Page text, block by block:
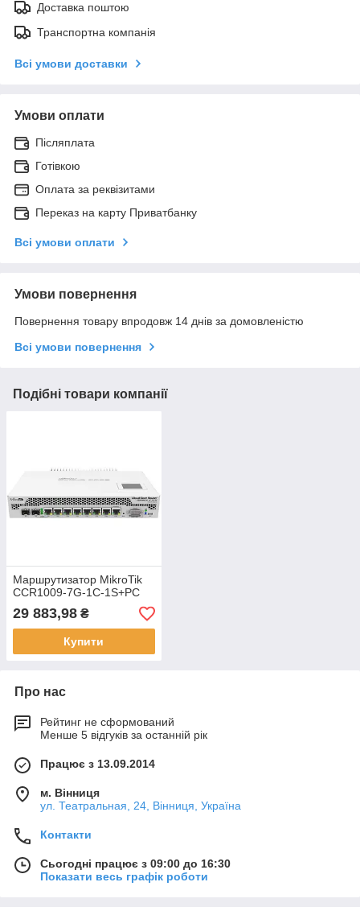
Доставка поштою
Транспортна компанія
Всі умови доставки
Умови оплати
Післяплата
Готівкою
Оплата за реквізитами
Переказ на карту Приватбанку
Всі умови оплати
Умови повернення
Повернення товару впродовж 14 днів за домовленістю
Всі умови повернення
Подібні товари компанії
Маршрутизатор MikroTik
CCR1009-7G-1C-1S+PC
29 883,98 ₴
Купити
Про нас
Рейтинг не сформований
Менше 5 відгуків за останній рік
Працює з 13.09.2014
м. Вінниця
ул. Театральная, 24, Вінниця, Україна
Контакти
Сьогодні працює з 09:00 до 16:30
Показати весь графік роботи